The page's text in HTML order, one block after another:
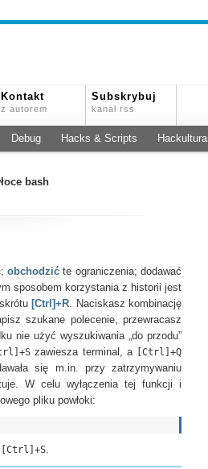
Kontakt
z autorem
Subskrybuj
kanał rss
Debug Hacks & Scripts Hackultura
bash
;obchodzić te ograniczenia; dodawać
sposobem korzystania z historii jest
[Ctrl]+R. Naciskasz kombinację
szukane polecenie, przewracasz
nie użyć wyszukiwania „do przodu”
zawiesza terminal, a
[Ctrl]+Q
się m.in. przy zatrzymywaniu
W celu wyłączenia tej funkcji i
pliku powłoki:
[Ctrl]+S.